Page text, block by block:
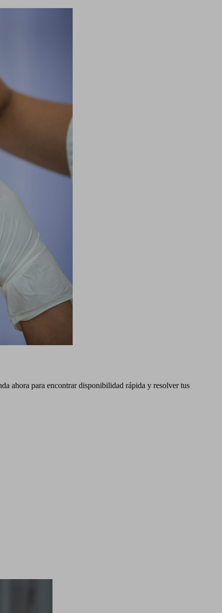
ahora para encontrar disponibilidad rápida y resolver tus